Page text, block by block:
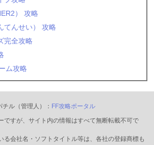
） 攻略
てんせい） 攻略
完全攻略
ム攻略
ル（管理人）： FF攻略ポータル
すが、サイト内の情報はすべて無断転載不可で
会社名・ソフトタイトル等は、各社の登録商標も